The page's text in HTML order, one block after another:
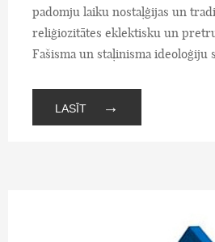
padomju laiku nostaļģijas un
reliģiozitātes eklektisku un
Fašisma un staļinisma ideoloģiju
LASĪT →